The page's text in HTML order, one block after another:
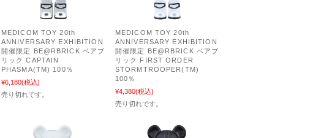
MEDICOM TOY 20th
ANNIVERSARY EXHIBITION
開催限定 BE@RBRICK ベアブ
リック CAPTAIN
PHASMA(TM) 100％
¥6,180(税込)
売り切れです。
MEDICOM TOY 20th
ANNIVERSARY EXHIBITION
開催限定 BE@RBRICK ベアブ
リック FIRST ORDER
STORMTROOPER(TM)
100％
¥4,380(税込)
売り切れです。